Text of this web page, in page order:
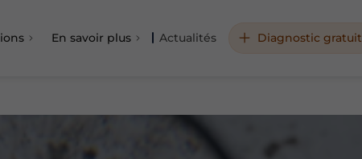
En savoir plus Actualités Diagnostic gratuit